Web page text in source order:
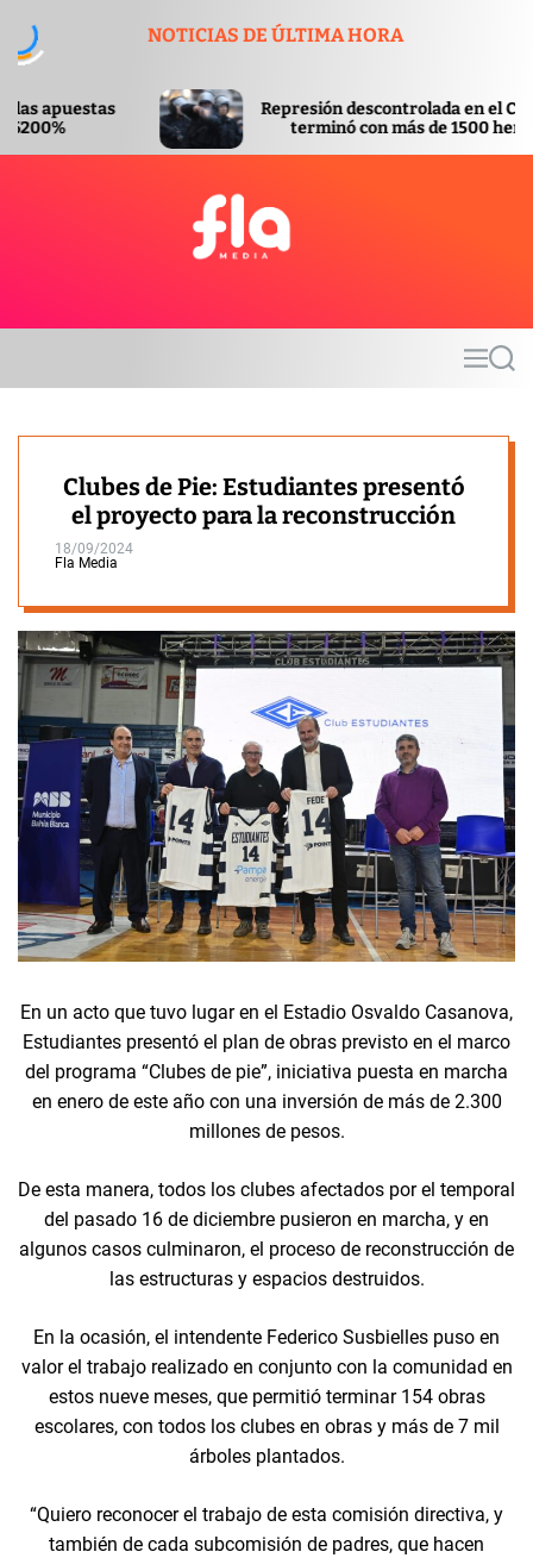
t
NOTICIAS DE ÚLTIMA HORA
Represión descontrolada en el Congreso
terminó con más de 1500 heridos
a
MS
Clubes de Pie: Estudiantes presentó
el proyecto para la reconstrucción
18/09/2024
Fla Media
En un acto que tuvo lugar en el Estadio Osvaldo Casanova,
Estudiantes presentó el plan de obras previsto en el marco
del programa “Clubes de pie”, iniciativa puesta en marcha
en enero de este año con una inversión de más de 2.300
millones de pesos.
De esta manera, todos los clubes afectados por el temporal
del pasado 16 de diciembre pusieron en marcha, y en
algunos casos culminaron, el proceso de reconstrucción de
las estructuras y espacios destruidos.
En la ocasión, el intendente Federico Susbielles puso en
valor el trabajo realizado en conjunto con la comunidad en
estos nueve meses, que permitió terminar 154 obras
escolares, con todos los clubes en obras y más de 7 mil
árboles plantados.
“Quiero reconocer el trabajo de esta comisión directiva, y
también de cada subcomisión de padres, que hacen